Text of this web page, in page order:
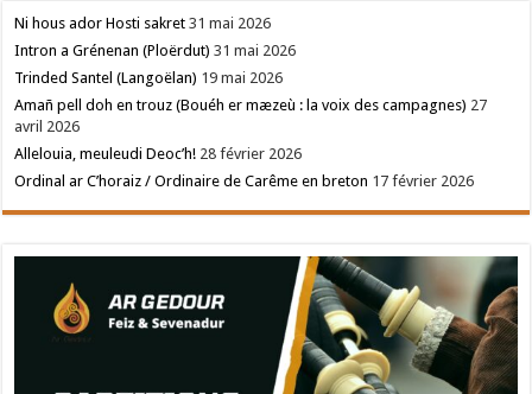
Ni hous ador Hosti sakret 31 mai 2026
Intron a Grénenan (Ploërdut) 31 mai 2026
Trinded Santel (Langoëlan) 19 mai 2026
Amañ pell doh en trouz (Bouéh er mæzeù : la voix des campagnes) 27
avril 2026
Allelouia, meuleudi Deoc’h! 28 février 2026
Ordinal ar C’horaiz / Ordinaire de Carême en breton 17 février 2026